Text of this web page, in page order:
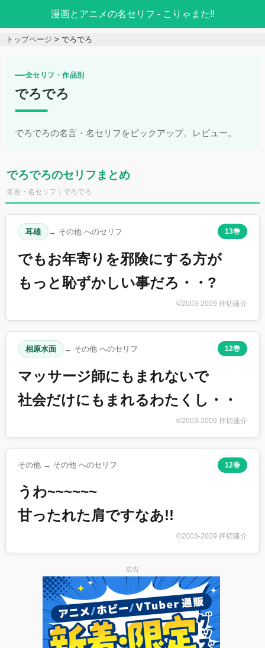
漫画とアニメの名セリフ - こりゃまた!!
トップページ でろでろ
全セリフ・作品別
でろでろ
でろでろの名言・名セリフをピックアップ。レビュー。
でろでろのセリフまとめ
名言・名セリフ｜でろでろ
耳雄 → その他 へのセリフ 13巻
でもお年寄りを邪険にする方が
もっと恥ずかしい事だろ・・?
©2003-2009 押切蓮介
相原水面 → その他 へのセリフ 12巻
マッサージ師にもまれないで
社会だけにもまれるわたくし・・
©2003-2009 押切蓮介
その他 → その他 へのセリフ 12巻
うわ~~~~~~
甘ったれた肩ですなあ!!
©2003-2009 押切蓮介
広告